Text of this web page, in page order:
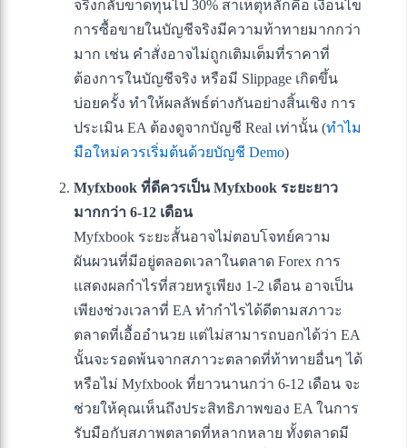
จริงกลับขาดทุนไป 30% สาเหตุหลักคือ เงื่อนไข
การซื้อขายในบัญชีจริงมีความท้าทายมากกว่า
มาก เช่น คำสั่งอาจไม่ถูกเติมเต็มที่ราคาที่
ต้องการในบัญชีจริง หรือมี Slippage เกิดขึ้น
บ่อยครั้ง ทำให้ผลลัพธ์ต่างกันอย่างสิ้นเชิง การ
ประเมิน EA ต้องดูจากบัญชี Real เท่านั้น (ทำไม
มือใหม่ควรเริ่มต้นด้วยบัญชี Demo)
Myfxbook ที่ดีควรเป็น Myfxbook ระยะยาว
มากกว่า 6-12 เดือน
Myfxbook ระยะสั้นอาจไม่ตอบโจทย์ความ
ผันผวนที่มีอยู่ตลอดเวลาในตลาด Forex การ
แสดงผลกำไรที่สวยหรูเพียง 1-2 เดือน อาจเป็น
เพียงช่วงเวลาที่ EA ทำกำไรได้ดีตามสภาวะ
ตลาดที่เอื้ออำนวย แต่ไม่สามารถบอกได้ว่า EA
นั้นจะรอดพ้นจากสภาวะตลาดที่ท้าทายอื่นๆ ได้
หรือไม่ Myfxbook ที่ยาวนานกว่า 6-12 เดือน จะ
ช่วยให้คุณเห็นถึงประสิทธิภาพของ EA ในการ
รับมือกับสภาพตลาดที่หลากหลาย ทั้งตลาดมี